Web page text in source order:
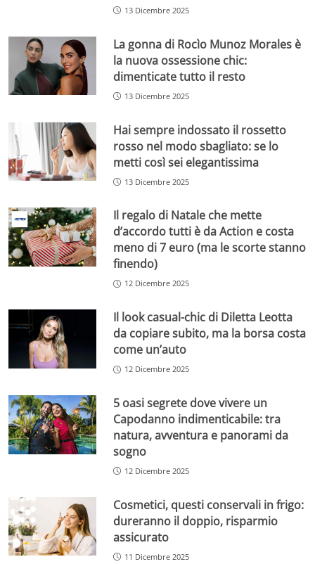
13 Dicembre 2025
La gonna di Rocìo Munoz Morales è
la nuova ossessione chic:
dimenticate tutto il resto
13 Dicembre 2025
Hai sempre indossato il rossetto
rosso nel modo sbagliato: se lo
metti così sei elegantissima
13 Dicembre 2025
Il regalo di Natale che mette
d’accordo tutti è da Action e costa
meno di 7 euro (ma le scorte stanno
finendo)
12 Dicembre 2025
Il look casual-chic di Diletta Leotta
da copiare subito, ma la borsa costa
come un’auto
12 Dicembre 2025
5 oasi segrete dove vivere un
Capodanno indimenticabile: tra
natura, avventura e panorami da
sogno
12 Dicembre 2025
Cosmetici, questi conservali in frigo:
dureranno il doppio, risparmio
assicurato
11 Dicembre 2025